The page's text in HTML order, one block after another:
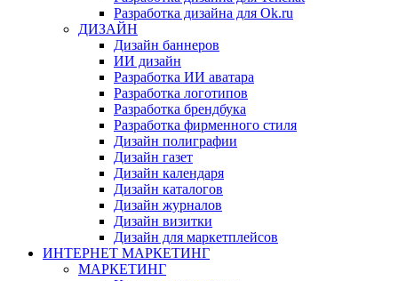
Разработка дизайна для Ok.ru
ДИЗАЙН
Дизайн баннеров
ИИ дизайн
Разработка ИИ аватара
Разработка логотипов
Разработка брендбука
Разработка фирменного стиля
Дизайн полиграфии
Дизайн газет
Дизайн календаря
Дизайн каталогов
Дизайн журналов
Дизайн визитки
Дизайн для маркетплейсов
ИНТЕРНЕТ МАРКЕТИНГ
МАРКЕТИНГ